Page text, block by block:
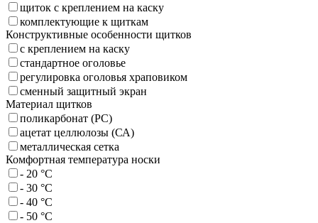
щиток с креплением на каску
комплектующие к щиткам
Конструктивные особенности щитков
с креплением на каску
стандартное оголовье
регулировка оголовья храповиком
сменный защитный экран
Материал щитков
поликарбонат (PC)
ацетат целлюлозы (СА)
металлическая сетка
Комфортная температура носки
- 20 °C
- 30 °C
- 40 °C
- 50 °C